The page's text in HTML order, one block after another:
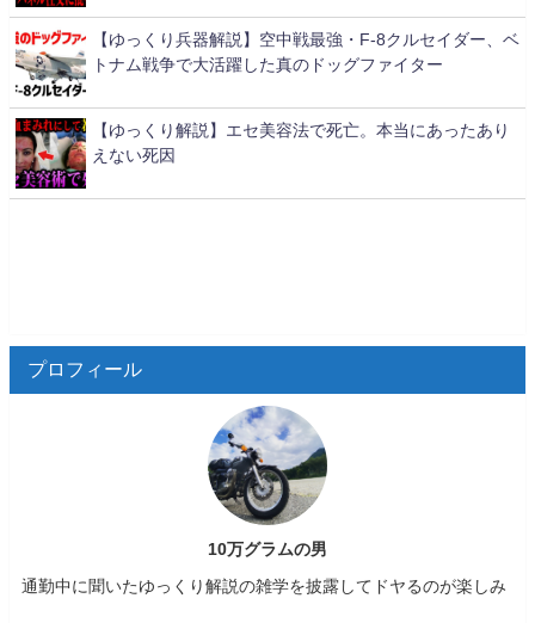
【ゆっくり兵器解説】空中戦最強・F-8クルセイダー、ベ
トナム戦争で大活躍した真のドッグファイター
【ゆっくり解説】エセ美容法で死亡。本当にあったあり
えない死因
プロフィール
10万グラムの男
通勤中に聞いたゆっくり解説の雑学を披露してドヤるのが楽しみ